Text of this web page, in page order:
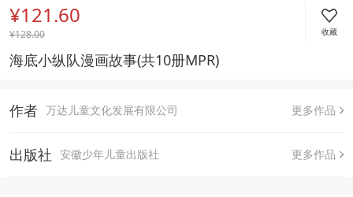
¥121.60
¥128.00 收藏
海底小纵队漫画故事(共10册MPR)
作者 万达儿童文化发展有限公司 更多作品
出版社 安徽少年儿童出版社 更多作品